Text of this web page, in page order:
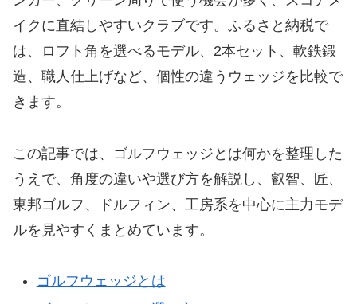
イクに直結しやすいクラブです。ふるさと納税で
は、ロフト角を選べるモデル、2本セット、軟鉄鍛
造、職人仕上げなど、個性の違うウェッジを比較で
きます。
この記事では、ゴルフウェッジとは何かを整理した
うえで、角度の違いや選び方を解説し、叡智、匠、
東邦ゴルフ、ドルフィン、工房系を中心に主力モデ
ルを見やすくまとめています。
ゴルフウェッジとは